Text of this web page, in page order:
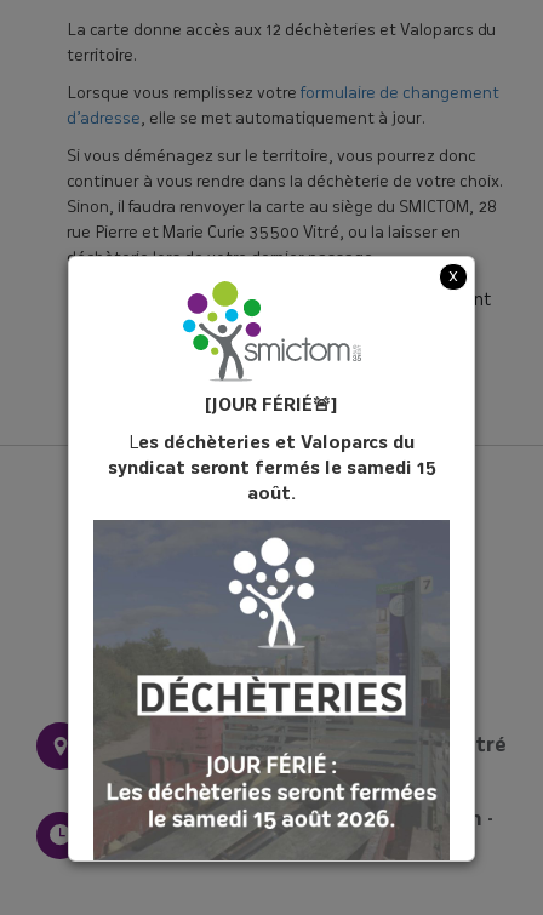
x
[JOUR FÉRIÉ🚨]
Les déchèteries et Valoparcs du
syndicat seront fermés le samedi 15
août.
La carte donne accès aux 12 déchèteries et Valoparcs du
territoire.
Lorsque vous remplissez votre formulaire de changement
d’adresse, elle se met automatiquement à jour.
Si vous déménagez sur le territoire, vous pourrez donc
continuer à vous rendre dans la déchèterie de votre choix.
Sinon, il faudra renvoyer la carte au siège du SMICTOM, 28
rue Pierre et Marie Curie 35500 Vitré, ou la laisser en
déchèterie lors de votre dernier passage.
Tags: carte, déchèterie, déménage, déménagement
28 rue Pierre et Marie Curie 35500 Vitré
Du lundi au vendredi : 9h - 12h30 / 14h -
17h30